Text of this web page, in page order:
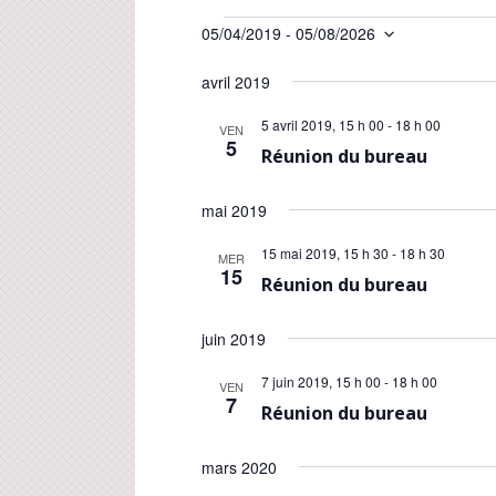
Évènements
05/04/2019 - 05/08/2026
é
o
u
e
avril 2019
VEN
5 Réunion du bureau
5 avril 2019, 15 h 00 - 18 h 00
mai 2019
MER
15 Réunion du bureau
15 mai 2019, 15 h 30 - 18 h 30
juin 2019
VEN
7 Réunion du bureau
7 juin 2019, 15 h 00 - 18 h 00
mars 2020